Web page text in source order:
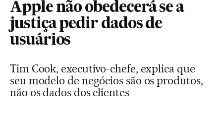
Apple não obedecerá se a
justiça pedir dados de
usuários
Tim Cook, executivo-chefe, explica que
seu modelo de negócios são os produtos,
não os dados dos clientes